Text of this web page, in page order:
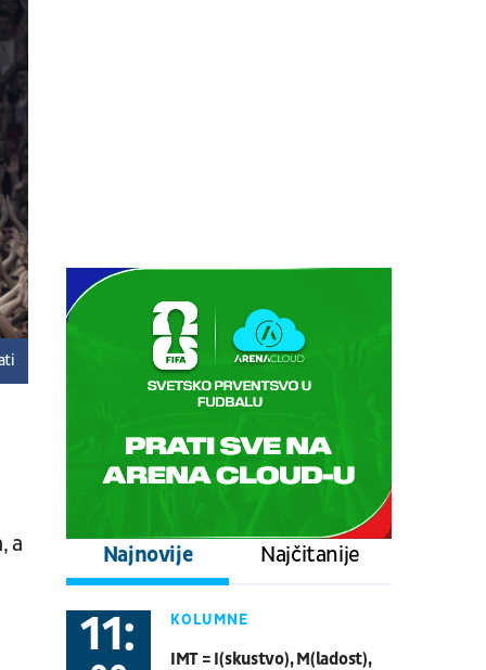
a
09.08. 13:30 UŽIVO
Nurnbeg - Dresden
NEMAČKA 2. LIGA
16:00 UŽIVO
RUSKA LIGA
Toronto Blue Jays - Philadelphia
Phillies
Bejzbol Major League Baseball
09.08. UŽIVO
Najnovije Najčitanije
KOLUMNE
11:
IMT = I(skustvo), M(ladost),